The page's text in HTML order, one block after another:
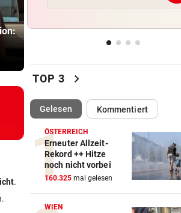
„Nur Pflicht erfüllt,
Zahlungen
Infantino-
.
Zwangspause: „Seltsam! So
Rückschlag kam für
Colin“ im Zeitfahren
UEFA BESTÄTIGT:
Verdächtige Zahlungen an
Infantino-Mitarbeiterin
HANDSCHRIFT VON PIG vor
Tirolerinnen für diverse
TOP 3 chevron_right
Gelesen(ausgewählt)Kommentiert
ÖSTERREICH
Erneuter Allzeit-
Rekord ++ Hitze
noch nicht vorbei
160.325 mal gelesen
WIEN